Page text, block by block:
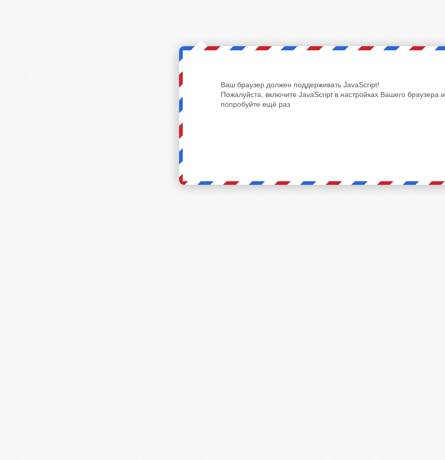
Ваш браузер должен поддерживать JavaScript!
Пожалуйста, включите JavaScript в настройках Вашего браузера и
попробуйте ещё раз